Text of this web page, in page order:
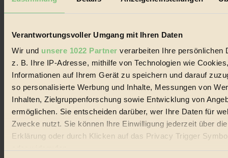
Verantwortungsvoller Umgang mit Ihren Daten
Wir und unsere 1022 Partner verarbeiten Ihre persönlichen
z. B. Ihre IP-Adresse, mithilfe von Technologien wie
Informationen auf Ihrem Gerät zu speichern und darauf
so personalisierte Werbung und Inhalte, Messungen von
Inhalten, Zielgruppenforschung sowie Entwicklung von
ermöglichen. Sie entscheiden darüber, wer Ihre Daten für
Zwecke nutzt. Sie können Ihre Einwilligung jederzeit über
Erklärung oder durch Klicken auf das Privacy Trigger
Biorama steht für einen nachhaltigen Lebensstil und bewussten
Lebenswandel. Es ist eine moderne Plattform für Ideen, Menschen
Handels mit Bioprodukten, des Fair-Trade sowie der Branche
alternativer Energien.
Social Media
22.601 Fans auf Facebook
3.415 Follower auf Twitter
Folge uns auf Instagram
Themen
Bio